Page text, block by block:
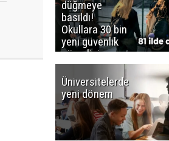
düğmeye
basıldı!
Okullara 30 bin
yeni güvenlik
görevlisi
Üniversitelerde
yeni dönem